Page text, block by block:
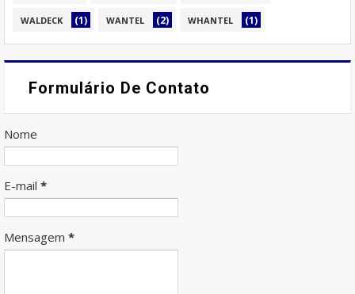
WALDECK (1) WANTEL (2) WHANTEL (1)
Formulário De Contato
Nome
E-mail *
Mensagem *